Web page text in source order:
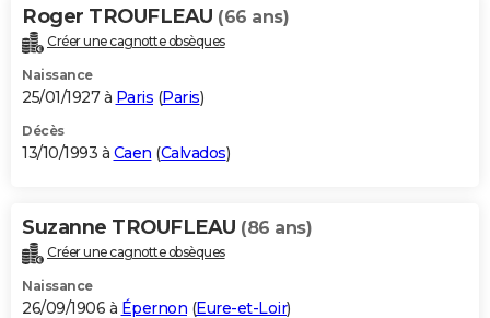
Roger TROUFLEAU (66 ans)
Créer une cagnotte obsèques
Naissance
25/01/1927 à Paris (Paris)
Décès
13/10/1993 à Caen (Calvados)
Suzanne TROUFLEAU (86 ans)
Créer une cagnotte obsèques
Naissance
26/09/1906 à Épernon (Eure-et-Loir)